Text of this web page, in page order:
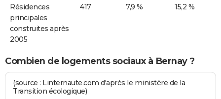
Résidences
principales
construites après
2005
417 7,9 % 15,2 %
Combien de logements sociaux à Bernay ?
(source : Linternaute.com d'après le ministère de la
Transition écologique)